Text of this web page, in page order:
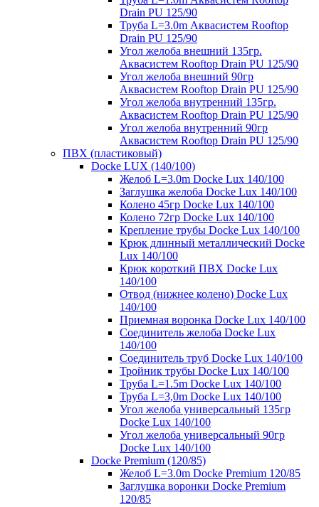
Drain PU 125/90
Труба L=3.0m Аквасистем Rooftop
Drain PU 125/90
Угол желоба внешний 135гр.
Аквасистем Rooftop Drain PU 125/90
Угол желоба внешний 90гр
Аквасистем Rooftop Drain PU 125/90
Угол желоба внутренний 135гр.
Аквасистем Rooftop Drain PU 125/90
Угол желоба внутренний 90гр
Аквасистем Rooftop Drain PU 125/90
ПВХ (пластиковый)
Docke LUX (140/100)
Желоб L=3.0m Docke Lux 140/100
Заглушка желоба Docke Lux 140/100
Колено 45гр Docke Lux 140/100
Колено 72гр Docke Lux 140/100
Крепление трубы Docke Lux 140/100
Крюк длинный металлический Docke
Lux 140/100
Крюк короткий ПВХ Docke Lux
140/100
Отвод (нижнее колено) Docke Lux
140/100
Приемная воронка Docke Lux 140/100
Соединитель желоба Docke Lux
140/100
Соединитель труб Docke Lux 140/100
Тройник трубы Docke Lux 140/100
Труба L=1.5m Docke Lux 140/100
Труба L=3,0m Docke Lux 140/100
Угол желоба универсальный 135гр
Docke Lux 140/100
Угол желоба универсальный 90гр
Docke Lux 140/100
Docke Premium (120/85)
Желоб L=3.0m Docke Premium 120/85
Заглушка воронки Docke Premium
120/85